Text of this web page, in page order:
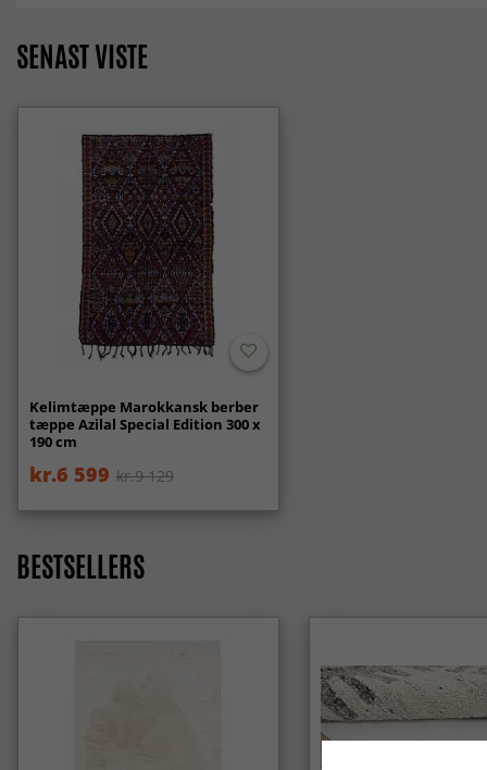
SENAST VISTE
Kelimtæppe Marokkansk berber
tæppe Azilal Special Edition 300 x
190 cm
kr.6 599 kr.9 129
BESTSELLERS